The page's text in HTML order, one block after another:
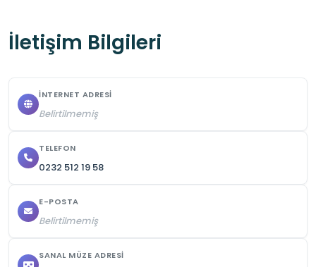
İletişim Bilgileri
İNTERNET ADRESI
Belirtilmemiş
TELEFON
0232 512 19 58
E-POSTA
Belirtilmemiş
SANAL MÜZE ADRESI